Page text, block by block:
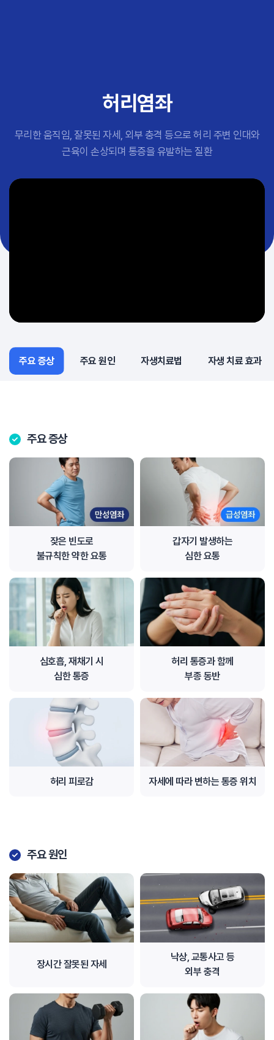
#교통사고후유증 #허리디스크
허리염좌
무리한 움직임, 잘못된 자세, 외부 충격 등으로 허리 주변 인대와
근육이 손상되며 통증을 유발하는 질환
주요 증상
주요 증상 주요 원인 자생치료법 자생 치료 효과
주요 증상
잦은 빈도로
불규칙한 약한 요통
갑자기 발생하는
심한 요통
심호흡, 재채기 시
심한 통증
허리 통증과 함께
부종 동반
허리 피로감 자세에 따라 변하는 통증 위치
주요 원인
장시간 잘못된 자세
낙상, 교통사고 등
외부 충격